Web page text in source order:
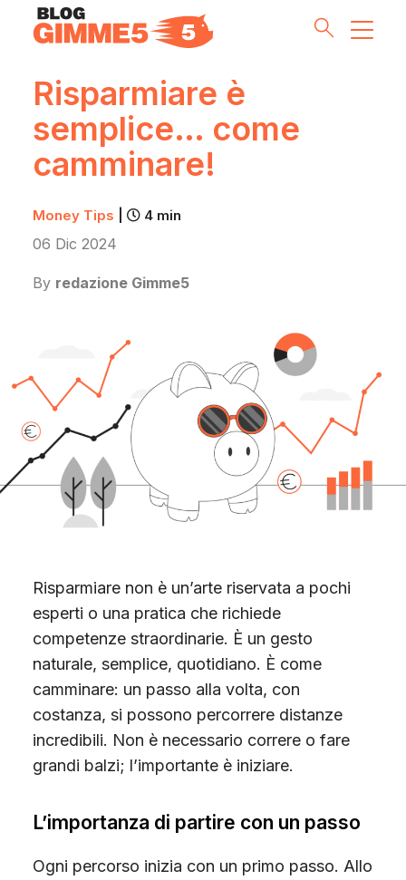
Money Tips
Investment Pills
Lifestyle
Inside G5
Meet the Team
Scopri Gimme5
Risparmiare è
semplice… come
camminare!
Money Tips 4 min
06 Dic 2024
By redazione Gimme5
Risparmiare non è un’arte riservata a pochi
esperti o una pratica che richiede
competenze straordinarie. È un gesto
naturale, semplice, quotidiano. È come
camminare: un passo alla volta, con
costanza, si possono percorrere distanze
incredibili. Non è necessario correre o fare
grandi balzi; l’importante è iniziare.
L’importanza di partire con un passo
Ogni percorso inizia con un primo passo. Allo